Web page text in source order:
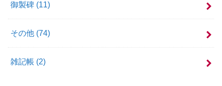
御製碑 (11)
その他 (74)
雑記帳 (2)